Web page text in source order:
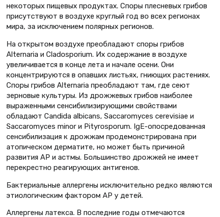
некоторых пищевых продуктах. Споры плесневых грибов
присутствуют в воздухе круглый год во всех регионах
мира, за исключением полярных регионов.
На открытом воздухе преобладают споры грибов
Alternaria и Cladosporium. Их содержание в воздухе
увеличивается в конце лета и начале осени. Они
концентрируются в опавших листьях, гниющих растениях.
Споры грибов Alternaria преобладают там, где сеют
зерновые культуры. Из дрожжевых грибов наиболее
выраженными сенсибилизирующими свойствами
обладают Candida albicans, Saccaromyces cerevisiae и
Saccaromyces minor и Pityrosporum. IgE-опосредованная
сенсибилизация к дрожжам продемонстрирована при
атопическом дерматите, но может быть причиной
развития АР и астмы. Большинство дрожжей не имеет
перекрестно реагирующих антигенов.
Бактериальные аллергены исключительно редко являются
этиологическим фактором АР у детей.
Аллергены латекса. В последние годы отмечаются